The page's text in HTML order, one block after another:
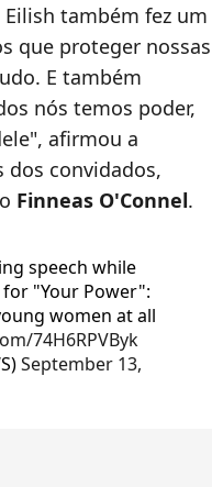
também fez um
que proteger nossas
E também
nós temos poder,
afirmou a
dos convidados,
Finneas O'Connel.
speech while
"Your Power":
women at all
74H6RPVByk
September 13,